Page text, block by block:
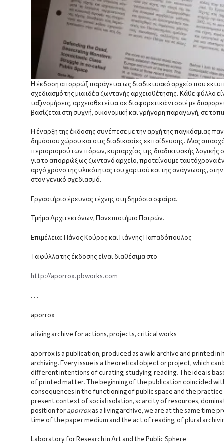
H έκδοση απορρώξ παράγεται ως διαδικτυακό αρχείο που
σχεδιασμό της μια ιδέα ζωντανής αρχειοθέτησης. Κάθε φύλλο
ταξινομήσεις, αρχειοθετείται σε διαφορετικά ντοσιέ με
βασίζεται στη συχνή, οικονομική και γρήγορη παραγωγή, σε
Η έναρξη της έκδοσης συνέπεσε με την αρχή της παγκόσμιας
δημόσιου χώρου και στις διαδικασίες εκπαίδευσης. Μας
περιορισμού των πόρων, κυριαρχίας της διαδικτυακής
για το απορρώξ ως ζωντανό αρχείο, προτείνουμε ταυτόχρονα
αργό χρόνο της υλικότητας του χαρτιού και της ανάγνωσης,
στον γενικό σχεδιασμό.
Εργαστήριο έρευνας τέχνης στη δημόσια σφαίρα.
Τμήμα Αρχιτεκτόνων, Πανεπιστήμιο Πατρών.
Επιμέλεια: Πάνος Κούρος και Γιάννης Παπαδόπουλος
Τα φύλλα της έκδοσης είναι διαθέσιμα στο
http://aporrox.pbworks.com
. . .
aporrox
a living archive for actions, projects, critical works
aporrox is a publication, produced as a wiki archive and printed
archiving. Every issue is a theoretical object or project, which
different intentions of curating, studying, reading. The idea is
of printed matter. The beginning of the publication coincided
consequences in the functioning of public space and the
present context of social isolation, scarcity of resources,
position foraporroxas a living archive, we are at the same time
time of the paper medium and the act of reading, of plural
Laboratory for Research in Art and the Public Sphere